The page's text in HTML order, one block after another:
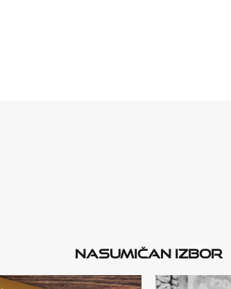
Nasumičan izbor